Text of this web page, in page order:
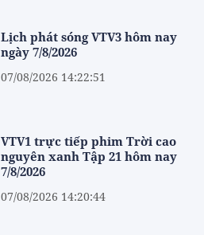
Lịch phát sóng VTV3 hôm nay
ngày 7/8/2026
07/08/2026 14:22:51
VTV1 trực tiếp phim Trời cao
nguyên xanh Tập 21 hôm nay
7/8/2026
07/08/2026 14:20:44